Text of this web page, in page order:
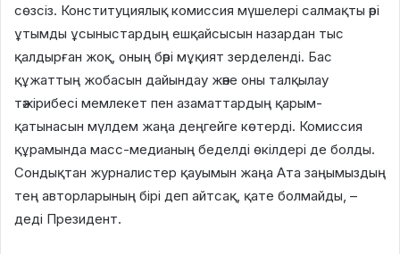
сөзсіз. Конституциялық комиссия мүшелері салмақты әрі
ұтымды ұсыныстардың ешқайсысын назардан тыс
қалдырған жоқ, оның бәрі мұқият зерделенді. Бас
құжаттың жобасын дайындау және оны талқылау
тәжірибесі мемлекет пен азаматтардың қарым-
қатынасын мүлдем жаңа деңгейге көтерді. Комиссия
құрамында масс-медианың беделді өкілдері де болды.
Сондықтан журналистер қауымын жаңа Ата заңымыздың
тең авторларының бірі деп айтсақ, қате болмайды, –
деді Президент.